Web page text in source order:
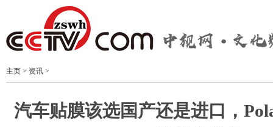
主页 > 资讯 >
汽车贴膜该选国产还是进口，